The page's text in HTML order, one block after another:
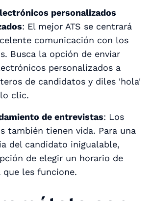
personalizados
: El mejor ATS se centrará
comunicación con los
Busca la opción de enviar
personalizados a
de candidatos y diles 'hola'
clic.
de entrevistas: Los
también tienen vida. Para una
del candidato inigualable,
de elegir un horario de
que les funcione.